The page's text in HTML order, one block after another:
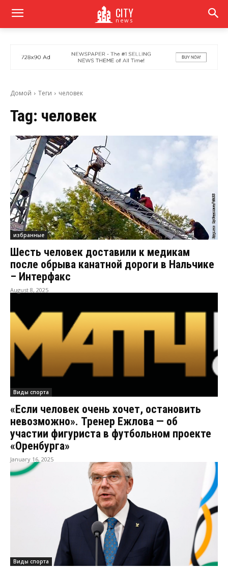
CITY
news
Домой Теги человек
Tag: человек
избранные
Шесть человек доставили к медикам
после обрыва канатной дороги в Нальчике
– Интерфакс
August 8, 2025
Виды спорта
«Если человек очень хочет, остановить
невозможно». Тренер Ежлова — об
участии фигуриста в футбольном проекте
«Оренбурга»
January 16, 2025
Виды спорта